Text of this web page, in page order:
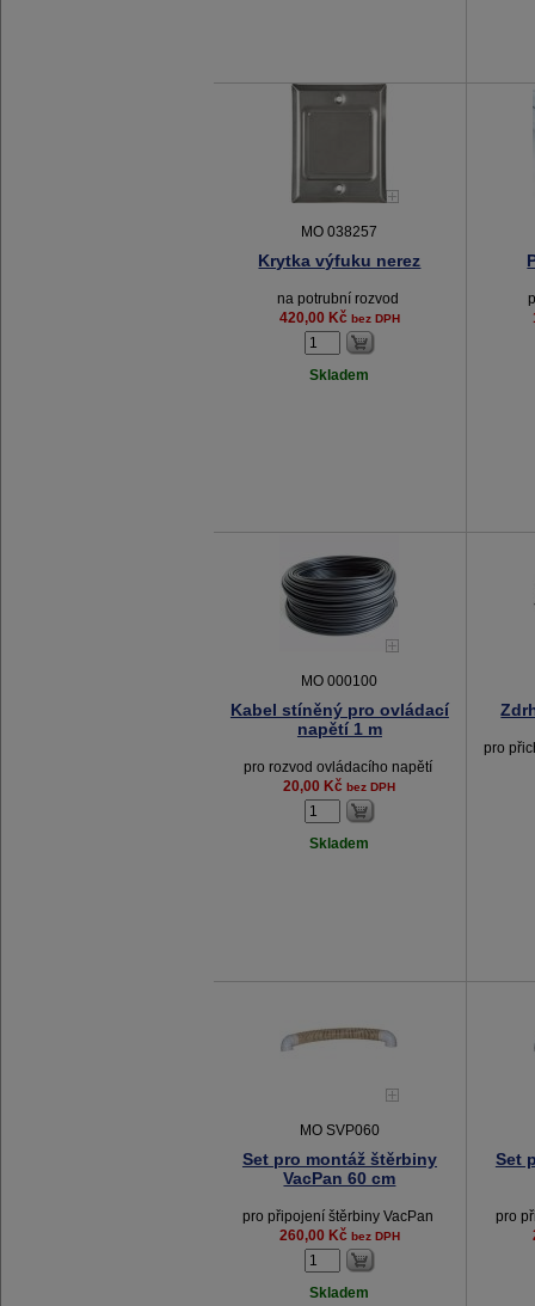
MO 038257
Krytka výfuku nerez
na potrubní rozvod
420,00 Kč bez DPH
Skladem
MO 000100
Kabel stíněný pro ovládací
napětí 1 m
pro rozvod ovládacího napětí
20,00 Kč bez DPH
Skladem
pro
MO SVP060
Set pro montáž štěrbiny
VacPan 60 cm
pro připojení štěrbiny VacPan
260,00 Kč bez DPH
Skladem
Set
pro